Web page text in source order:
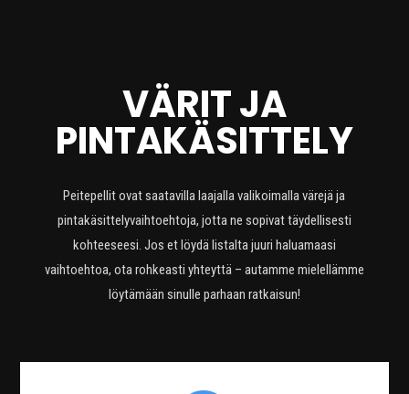
VÄRIT JA
PINTAKÄSITTELY
Peitepellit ovat saatavilla laajalla valikoimalla värejä ja
pintakäsittelyvaihtoehtoja, jotta ne sopivat täydellisesti
kohteeseesi. Jos et löydä listalta juuri haluamaasi
vaihtoehtoa, ota rohkeasti yhteyttä – autamme mielellämme
löytämään sinulle parhaan ratkaisun!